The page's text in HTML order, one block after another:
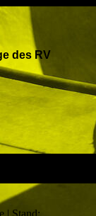
des RV
| Stand: